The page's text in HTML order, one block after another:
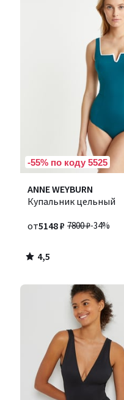
-55% по коду 5525
ANNE WEYBURN
Купальник цельный
7800 ₽-34%
от5148 ₽
4,5
/ 5
4,5
/